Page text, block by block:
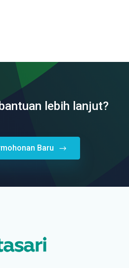
lebih lanjut?
Baru